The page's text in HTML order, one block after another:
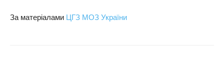
За матеріалами ЦГЗ МОЗ України